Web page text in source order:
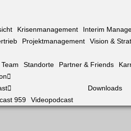
Krisen­management Interim
Projektmanagement Vision &
Team Standorte Partner & Friends
959
Videopodcast
Downloads